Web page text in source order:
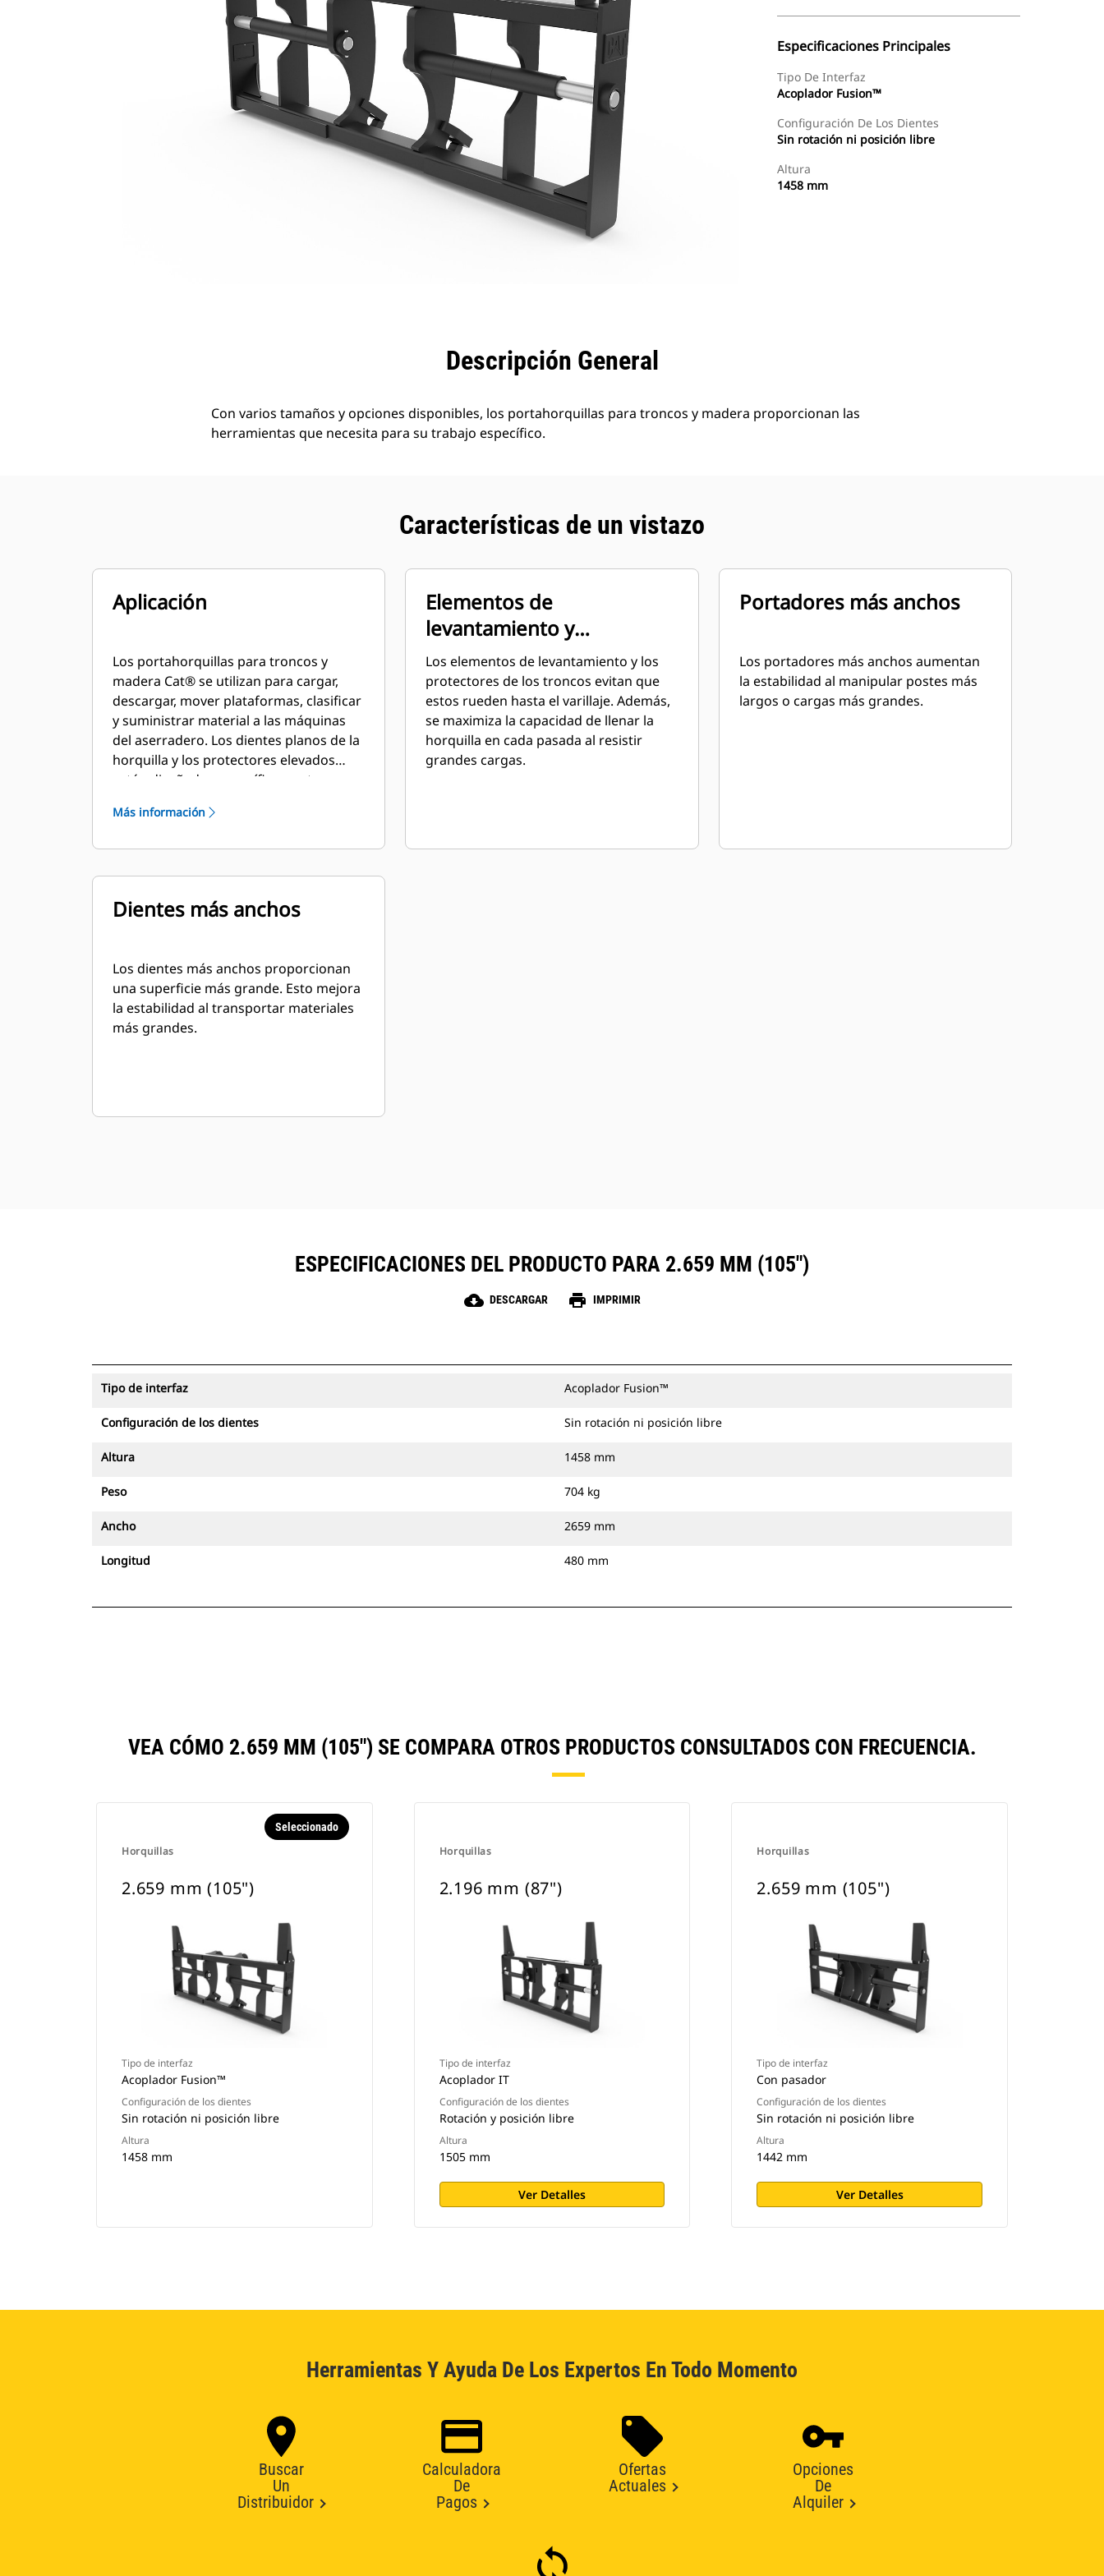
Especificaciones Principales
Tipo De Interfaz
Acoplador Fusion™
Configuración De Los Dientes
Sin rotación ni posición libre
Altura
1458 mm
Descripción General
Con varios tamaños y opciones disponibles, los portahorquillas para troncos y madera proporcionan las
herramientas que necesita para su trabajo específico.
Características de un vistazo
Aplicación
Los portahorquillas para troncos y
madera Cat® se utilizan para cargar,
descargar, mover plataformas, clasificar
y suministrar material a las máquinas
del aserradero. Los dientes planos de la
horquilla y los protectores elevados
están diseñados específicamente para
sin procesar y madera apilada.
Más información
Elementos de
levantamiento y
protecciones para los
troncos
Los elementos de levantamiento y los
protectores de los troncos evitan que
estos rueden hasta el varillaje. Además,
se maximiza la capacidad de llenar la
horquilla en cada pasada al resistir
grandes cargas.
Portadores más anchos
Los portadores más anchos aumentan
la estabilidad al manipular postes más
largos o cargas más grandes.
Dientes más anchos
Los dientes más anchos proporcionan
una superficie más grande. Esto mejora
la estabilidad al transportar materiales
más grandes.
ESPECIFICACIONES DEL PRODUCTO PARA 2.659 MM (105")
cloud_download DESCARGAR print IMPRIMIR
Tipo de interfaz Acoplador Fusion™
Configuración de los dientes Sin rotación ni posición libre
Altura 1458 mm
Peso 704 kg
Ancho 2659 mm
Longitud 480 mm
VEA CÓMO 2.659 MM (105") SE COMPARA OTROS PRODUCTOS CONSULTADOS CON FRECUENCIA.
Horquillas
Seleccionado
2.659 mm (105")
Tipo de interfaz
Acoplador Fusion™
Configuración de los dientes
Sin rotación ni posición libre
Altura
1458 mm
Horquillas
2.196 mm (87")
Tipo de interfaz
Acoplador IT
Configuración de los dientes
Rotación y posición libre
Altura
1505 mm
Ver Detalles
Horquillas
2.659 mm (105")
Tipo de interfaz
Con pasador
Configuración de los dientes
Sin rotación ni posición libre
Altura
1442 mm
Ver Detalles
Herramientas Y Ayuda De Los Expertos En Todo Momento
Buscar
Un
Distribuidor
Calculadora
De
Pagos
Ofertas
Actuales
Opciones
De
Alquiler